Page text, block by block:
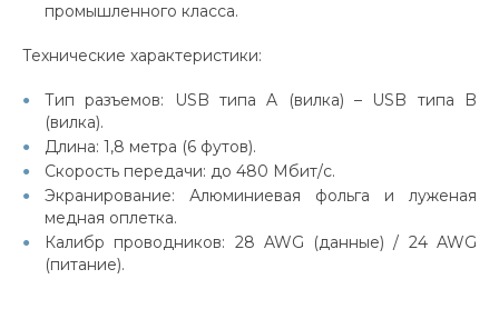
промышленного класса.
Технические характеристики:
Тип разъемов: USB типа A (вилка) – USB типа B
(вилка).
Длина: 1,8 метра (6 футов).
Скорость передачи: до 480 Мбит/с.
Экранирование: Алюминиевая фольга и луженая
медная оплетка.
Калибр проводников: 28 AWG (данные) / 24 AWG
(питание).